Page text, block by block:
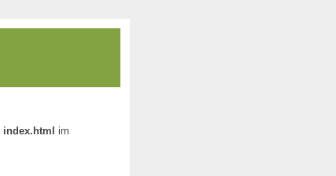
index.html im